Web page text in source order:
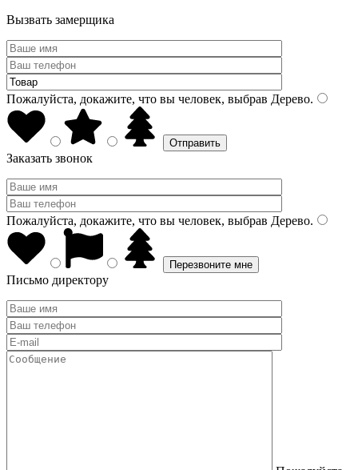
Вызвать замерщика
Пожалуйста, докажите, что вы человек, выбрав Дерево.
Заказать звонок
Пожалуйста, докажите, что вы человек, выбрав Дерево.
Письмо директору